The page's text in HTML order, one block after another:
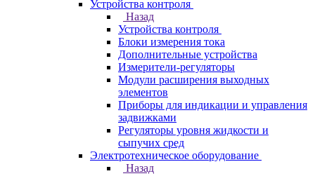
Устройства контроля
Назад
Устройства контроля
Блоки измерения тока
Дополнительные устройства
Измерители-регуляторы
Модули расширения выходных
элементов
Приборы для индикации и управления
задвижками
Регуляторы уровня жидкости и
сыпучих сред
Электротехническое оборудование
Назад